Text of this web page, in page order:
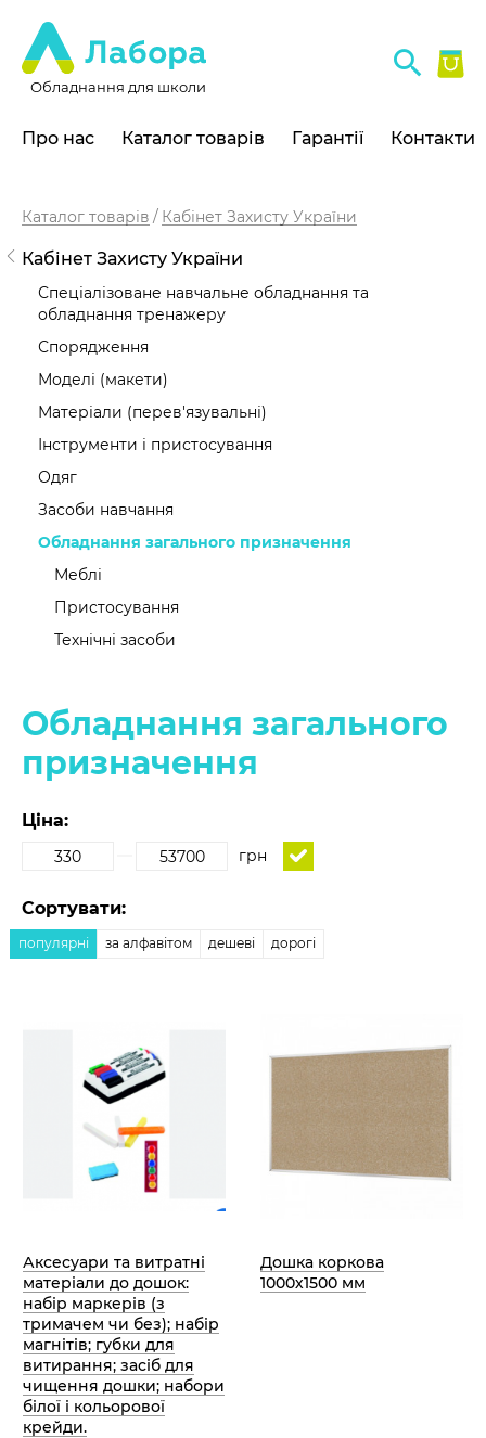
Обладнання для школи
Про нас Каталог товарів Гарантії Контакти
Каталог товарів Кабінет Захисту України
Кабінет Захисту України
Спеціалізоване навчальне обладнання та
обладнання тренажеру
Спорядження
Моделі (макети)
Матеріали (перев'язувальні)
Інструменти і пристосування
Одяг
Засоби навчання
Обладнання загального призначення
Меблі
Пристосування
Технічні засоби
Обладнання загального
призначення
Ціна:
грн
Сортувати:
популярні за алфавітом дешеві дорогі
Аксесуари та витратні
матеріали до дошок:
набір маркерів (з
тримачем чи без); набір
магнітів; губки для
витирання; засіб для
чищення дошки; набори
білої і кольорової
крейди.
Дошка коркова
1000х1500 мм